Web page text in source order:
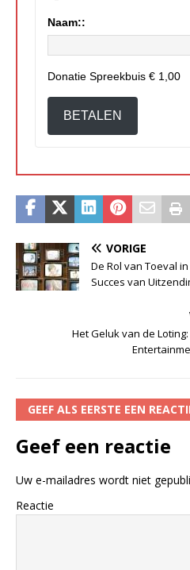
Naam::
Donatie Spreekbuis € 1,00
BETALEN
VORIGE
De Rol van Toeval
Succes van
Het Geluk van de
GEEF ALS EERSTE EEN
Geef een reactie
Uw e-mailadres wordt niet
Reactie